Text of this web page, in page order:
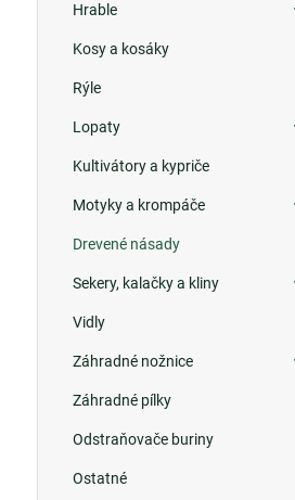
Hrable
Kosy a kosáky
Rýle
Lopaty
Kultivátory a kypriče
Motyky a krompáče
Drevené násady
Sekery, kalačky a kliny
Vidly
Záhradné nožnice
Záhradné pílky
Odstraňovače buriny
Ostatné